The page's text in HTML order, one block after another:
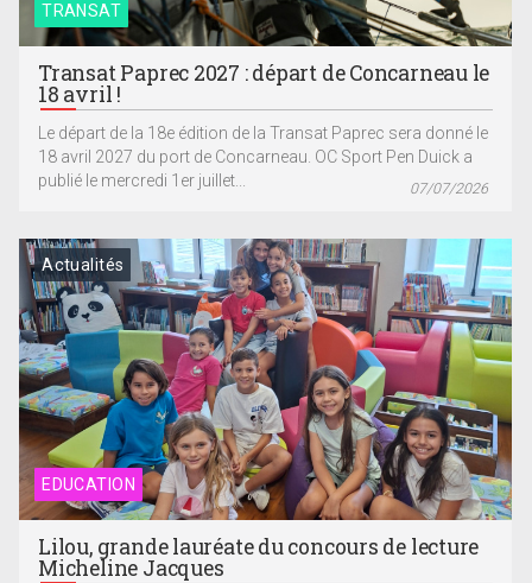
TRANSAT
Transat Paprec 2027 : départ de Concarneau le
18 avril !
Le départ de la 18e édition de la Transat Paprec sera donné le
18 avril 2027 du port de Concarneau. OC Sport Pen Duick a
publié le mercredi 1er juillet...
07/07/2026
EDUCATION
Actualités
Lilou, grande lauréate du concours de lecture
Micheline Jacques